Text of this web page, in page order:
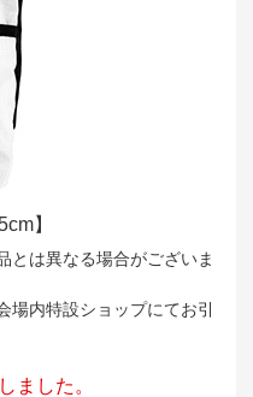
】
とは異なる場合がございま
内特設ショップにてお引
ました。